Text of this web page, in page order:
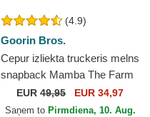
(4.9)
Goorin Bros.
Cepur izliekta truckeris melns
snapback Mamba The Farm
Premium The Farm no
Goorin Bros.
EUR 49,95 EUR 34,97
Saņem to Pirmdiena, 10. Aug.